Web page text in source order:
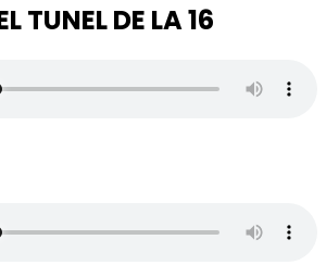
TUNEL DE LA 16